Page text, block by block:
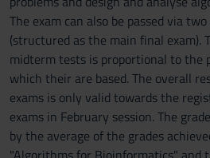
The exam can also be passed via
(structured as the main final exam).
midterm tests is proportional to the
which their are based. The overall
exams is only valid towards the
exams in February session. The
by the average of the grades